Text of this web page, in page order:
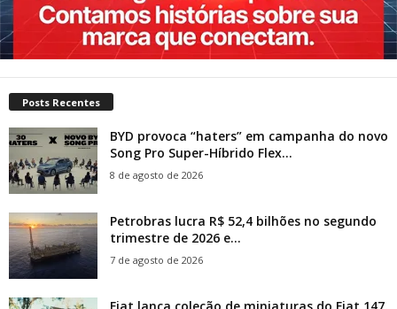
Posts Recentes
BYD provoca “haters” em campanha do novo
Song Pro Super-Híbrido Flex...
8 de agosto de 2026
Petrobras lucra R$ 52,4 bilhões no segundo
trimestre de 2026 e...
7 de agosto de 2026